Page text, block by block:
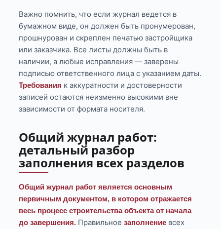
Важно помнить, что если журнал ведется в
бумажном виде, он должен быть пронумерован,
прошнурован и скреплен печатью застройщика
или заказчика. Все листы должны быть в
наличии, а любые исправления — заверены
подписью ответственного лица с указанием даты.
Требования к аккуратности и достоверности
записей остаются неизменно высокими вне
зависимости от формата носителя.
Общий журнал работ:
детальный разбор
заполнения всех разделов
Общий журнал работ является основным
первичным документом, в котором отражается
весь процесс строительства объекта от начала
до завершения. Правильноезаполнение всех